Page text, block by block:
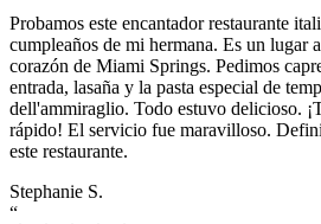
Probamos este encantador restaurante
cumpleaños de mi hermana. Es un lugar
corazón de Miami Springs. Pedimos
entrada, lasaña y la pasta especial de
dell'ammiraglio. Todo estuvo delicioso.
rápido! El servicio fue maravilloso.
este restaurante.
Stephanie S.
“